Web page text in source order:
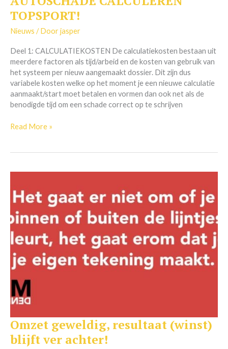
TOPSPORT!
Nieuws / Doorjasper
Deel 1: CALCULATIEKOSTEN De calculatiekosten bestaan uit
meerdere factoren als tijd/arbeid en de kosten van gebruik van
het systeem per nieuw aangemaakt dossier. Dit zijn dus
variabele kosten welke op het moment je een nieuwe calculatie
aanmaakt/start moet betalen en vormen dan ook net als de
benodigde tijd om een schade correct op te schrijven
TOPSPORT!
Read More »
Omzet geweldig, resultaat (winst)
blijft ver achter!
Omzet
geweldig,
resultaat